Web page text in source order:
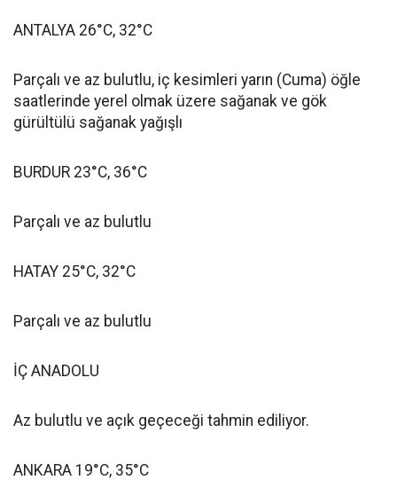
ANTALYA 26°C, 32°C
Parçalı ve az bulutlu, iç kesimleri yarın (Cuma) öğle
saatlerinde yerel olmak üzere sağanak ve gök
gürültülü sağanak yağışlı
BURDUR 23°C, 36°C
Parçalı ve az bulutlu
HATAY 25°C, 32°C
Parçalı ve az bulutlu
İÇ ANADOLU
Az bulutlu ve açık geçeceği tahmin ediliyor.
ANKARA 19°C, 35°C